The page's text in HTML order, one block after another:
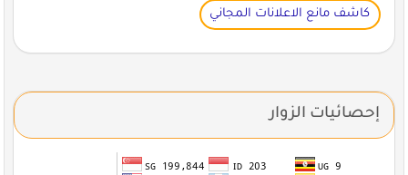
كاشف مانع الاعلانات المجاني
إحصائيات الزوار